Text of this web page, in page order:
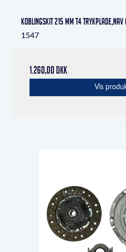
Koblingskit 215 mm T4
1547
1.260,00 DKK
Vis